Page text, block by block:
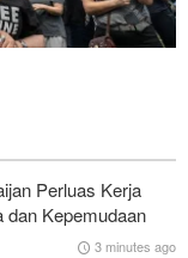
Dulu?
AS telah Gagal !
Perluas Kerja
dan Kepemudaan
3 minutes ago